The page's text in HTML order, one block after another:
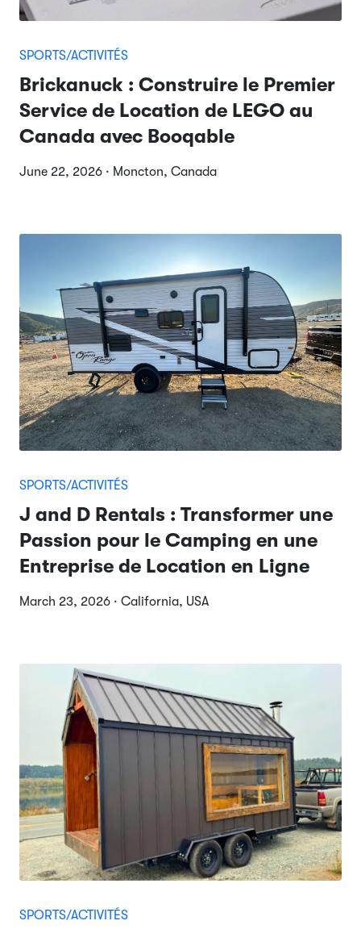
SPORTS/ACTIVITÉS
Brickanuck : Construire le Premier
Service de Location de LEGO au
Canada avec Booqable
June 22, 2026 · Moncton, Canada
SPORTS/ACTIVITÉS
J and D Rentals : Transformer une
Passion pour le Camping en une
Entreprise de Location en Ligne
March 23, 2026 · California, USA
SPORTS/ACTIVITÉS